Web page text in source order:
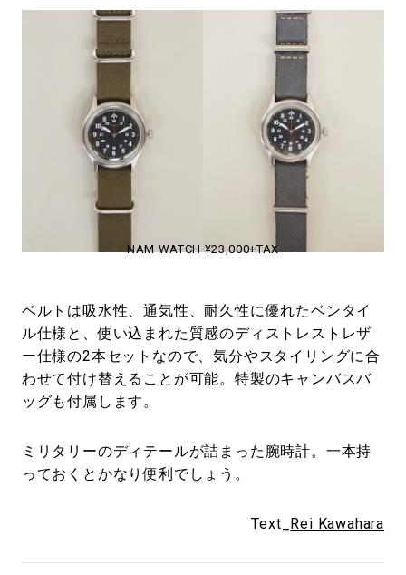
NAM WATCH ¥23,000+TAX
ベルトは吸水性、通気性、耐久性に優れたベンタイ
ル仕様と、使い込まれた質感のディストレストレザ
ー仕様の2本セットなので、気分やスタイリングに合
わせて付け替えることが可能。特製のキャンバスバ
ッグも付属します。
ミリタリーのディテールが詰まった腕時計。一本持
っておくとかなり便利でしょう。
Text_ Rei Kawahara